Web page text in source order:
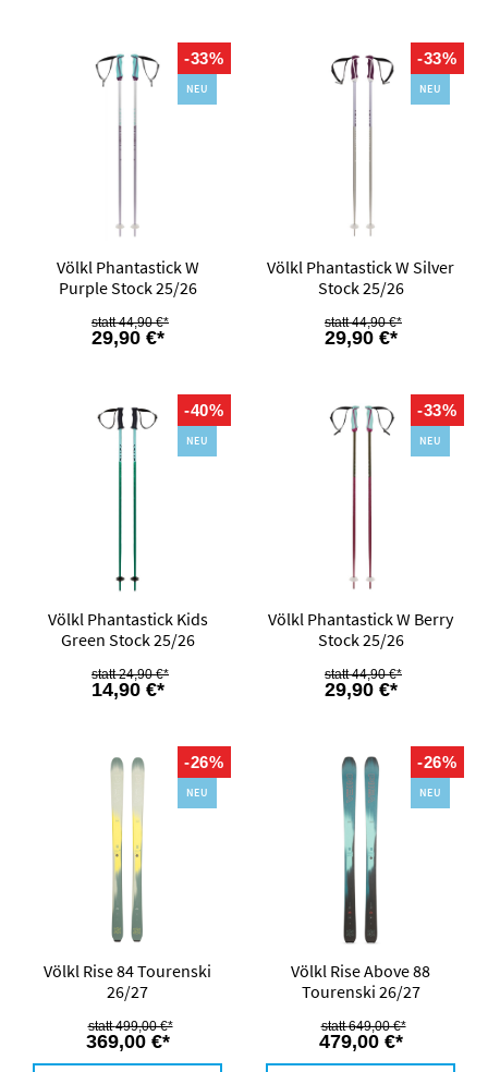
-33%
NEU
Völkl Phantastick W
Purple Stock 25/26
29,90 €*
44,90 €*
-33%
NEU
Völkl Phantastick W Silver
Stock 25/26
29,90 €*
44,90 €*
-40%
NEU
Völkl Phantastick Kids
Green Stock 25/26
14,90 €*
24,90 €*
-33%
NEU
Völkl Phantastick W Berry
Stock 25/26
29,90 €*
44,90 €*
-26%
NEU
Völkl Rise 84 Tourenski
26/27
369,00 €*
499,00 €*
-26%
NEU
Völkl Rise Above 88
Tourenski 26/27
479,00 €*
649,00 €*